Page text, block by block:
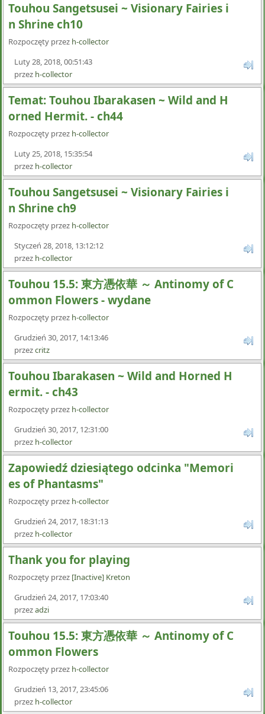
Touhou Sangetsusei ~ Visionary Fairies i
n Shrine ch10
Rozpoczęty przez h-collector
Luty 28, 2018, 00:51:43
przez h-collector
Temat: Touhou Ibarakasen ~ Wild and H
orned Hermit. - ch44
Rozpoczęty przez h-collector
Luty 25, 2018, 15:35:54
przez h-collector
Touhou Sangetsusei ~ Visionary Fairies i
n Shrine ch9
Rozpoczęty przez h-collector
Styczeń 28, 2018, 13:12:12
przez h-collector
Touhou 15.5: 東方憑依華 ～ Antinomy of C
ommon Flowers - wydane
Rozpoczęty przez h-collector
Grudzień 30, 2017, 14:13:46
przezcritz
Touhou Ibarakasen ~ Wild and Horned H
ermit. - ch43
Rozpoczęty przez h-collector
Grudzień 30, 2017, 12:31:00
przez h-collector
Zapowiedź dziesiątego odcinka "Memori
es of Phantasms"
Rozpoczęty przez h-collector
Grudzień 24, 2017, 18:31:13
przez h-collector
Thank you for playing
Rozpoczęty przez [Inactive] Kreton
Grudzień 24, 2017, 17:03:40
przezadzi
Touhou 15.5: 東方憑依華 ～ Antinomy of C
ommon Flowers
Rozpoczęty przez h-collector
Grudzień 13, 2017, 23:45:06
przez h-collector